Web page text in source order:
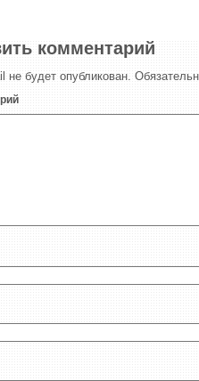
комментарий
не будет опубликован.